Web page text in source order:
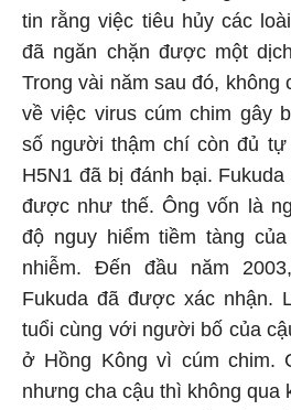
tin rằng việc tiêu hủy các
đã ngăn chặn được một
Trong vài năm sau đó, không
về việc virus cúm chim gây
số người thậm chí còn đủ
H5N1 đã bị đánh bại.
được như thế. Ông vốn là
độ nguy hiểm tiềm tàng
nhiễm. Đến đầu năm
Fukuda đã được xác nhận.
tuổi cùng với người bố của
ở Hồng Kông vì cúm chim.
nhưng cha cậu thì không qua